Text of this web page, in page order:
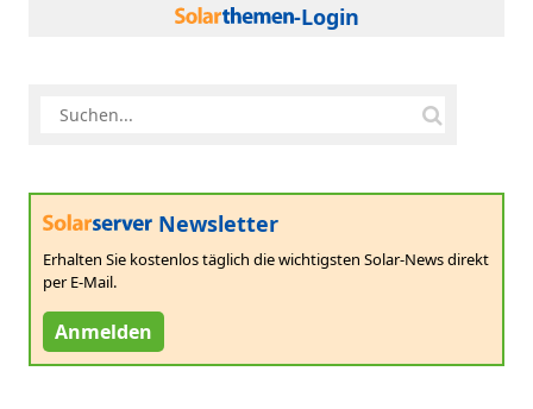
-Login
Newsletter
Erhalten Sie kostenlos täglich die wichtigsten Solar-News direkt
per E-Mail.
Anmelden